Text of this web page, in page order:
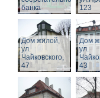
банка
123
Дом жилой,
ул.
Чайковского,
47
Дом
ул.
43